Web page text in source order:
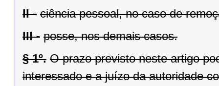
II - ciência pessoal, no caso de
III - posse, nos demais casos.
§ 1º. O prazo previsto neste artigo
interessado e a juízo da autoridade